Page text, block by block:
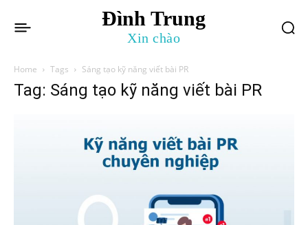
Đình Trung
Xin chào
Home Tags Sáng tạo kỹ năng viết bài PR
Tag: Sáng tạo kỹ năng viết bài PR